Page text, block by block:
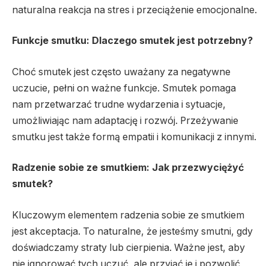
naturalna reakcja na stres i przeciążenie emocjonalne.
Funkcje smutku: Dlaczego smutek jest potrzebny?
Choć smutek jest często uważany za negatywne
uczucie, pełni on ważne funkcje. Smutek pomaga
nam przetwarzać trudne wydarzenia i sytuacje,
umożliwiając nam adaptację i rozwój. Przeżywanie
smutku jest także formą empatii i komunikacji z innymi.
Radzenie sobie ze smutkiem: Jak przezwyciężyć
smutek?
Kluczowym elementem radzenia sobie ze smutkiem
jest akceptacja. To naturalne, że jesteśmy smutni, gdy
doświadczamy straty lub cierpienia. Ważne jest, aby